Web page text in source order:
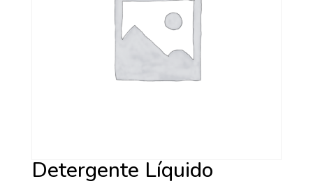
Detergente Líquido